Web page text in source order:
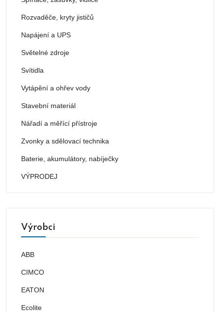
Rozvaděče, kryty jističů
Napájení a UPS
Světelné zdroje
Svítidla
Vytápění a ohřev vody
Stavební materiál
Nářadí a měřící přístroje
Zvonky a sdělovací technika
Baterie, akumulátory, nabíječky
VÝPRODEJ
Výrobci
ABB
CIMCO
EATON
Ecolite